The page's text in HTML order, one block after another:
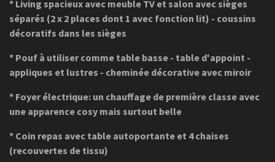
* Living spacieux avec meuble TV et salon avec sièges
séparés (2 x 2 places dont 1 avec fonction lit) - coussins
décoratifs dans les sièges
* Pouf à utiliser comme table basse - table d'appoint -
appliques et lustres - cheminée décorative avec miroir
* Foyer électrique: un chauffage de première classe avec
une apparence cosy mais surtout belle
* Coin repas avec table autoportante et 4 chaises
(recouvertes de tissu)